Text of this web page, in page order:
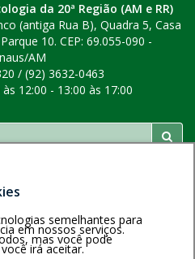
da 20ª Região (AM e RR)
(antiga Rua B), Quadra 5, Casa
10. CEP: 69.055-090 -
AM
/ (92) 3632-0463
12:00 - 13:00 às 17:00
semelhantes para
em nossos serviços.
mas você pode
irá aceitar.